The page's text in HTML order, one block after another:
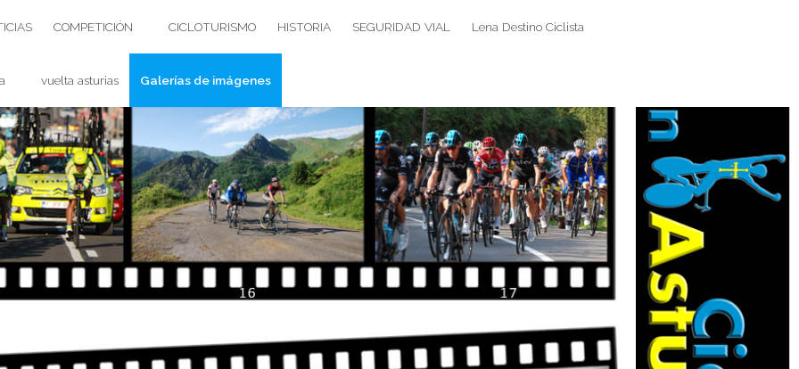
COMPETICIÓN CICLOTURISMO HISTORIA SEGURIDAD VIAL Lena Destino Ciclista
vuelta asturias Galerías de imágenes